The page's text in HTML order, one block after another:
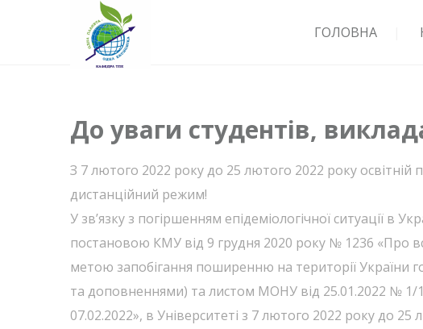
ГОЛОВНА
До уваги студентів,
З 7 лютого 2022 року до 25 лютого 2022 року освітній
дистанційний режим!
У зв’язку з погіршенням епідеміологічної ситуації
постановою КМУ від 9 грудня 2020 року № 1236 «Про
метою запобігання поширенню на території України
та доповненнями) та листом МОНУ від 25.01.2022 № 1/
07.02.2022», в Університеті з 7 лютого 2022 року до